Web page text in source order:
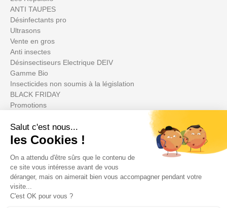
ANTI TAUPES
Désinfectants pro
Ultrasons
Vente en gros
Anti insectes
Désinsectiseurs Electrique DEIV
Gamme Bio
Insecticides non soumis à la législation
BLACK FRIDAY
Promotions
Il tuo account
Informations